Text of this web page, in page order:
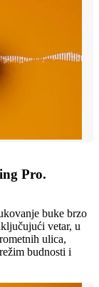
Pro.
buke brzo
vetar, u
ulica,
budnosti i